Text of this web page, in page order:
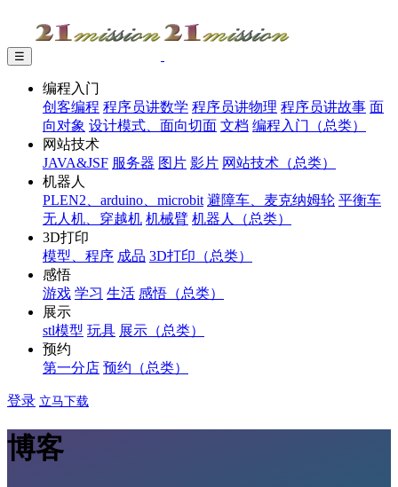
☰
编程入门
创客编程 程序员讲数学 程序员讲物理 程序员讲故事 面
向对象 设计模式、面向切面 文档 编程入门（总类）
网站技术
JAVA&JSF 服务器 图片 影片 网站技术（总类）
机器人
PLEN2、arduino、microbit 避障车、麦克纳姆轮 平衡车
无人机、穿越机 机械臂 机器人（总类）
3D打印
模型、程序 成品 3D打印（总类）
感悟
游戏 学习 生活 感悟（总类）
展示
stl模型 玩具 展示（总类）
预约
第一分店 预约（总类）
登录 立马下载
博客